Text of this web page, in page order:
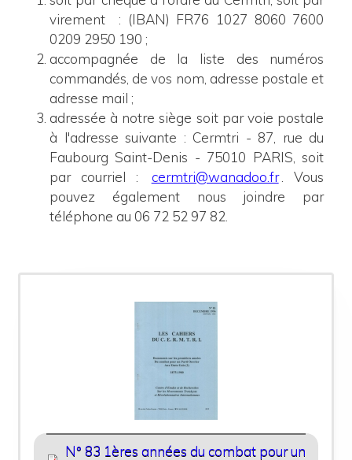
virement : (IBAN) FR76 1027 8060 7600
0209 2950 190 ;
accompagnée de la liste des numéros
commandés, de vos nom, adresse postale et
adresse mail ;
adressée à notre siège soit par voie postale
à l'adresse suivante : Cermtri - 87, rue du
Faubourg Saint-Denis - 75010 PARIS, soit
par courriel :
cermtri@wanadoo.fr . Vous
pouvez également nous joindre par
téléphone au 06 72 52 97 82.
N° 83 1ères années du combat pour un